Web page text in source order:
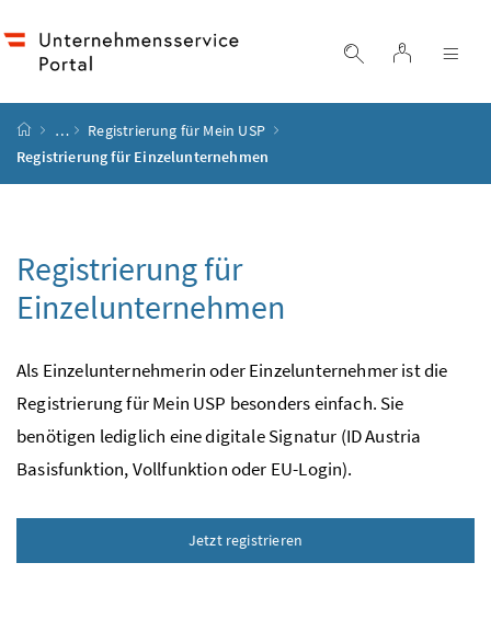
SucheLogin
Startseite
… Registrierung für Mein USP
Registrierung für Einzelunternehmen
Registrierung für
Einzelunternehmen
Als Einzelunternehmerin oder Einzelunternehmer ist die
Registrierung für Mein USP besonders einfach. Sie
benötigen lediglich eine digitale Signatur (ID Austria
Basisfunktion, Vollfunktion oder EU-Login).
Jetzt registrieren